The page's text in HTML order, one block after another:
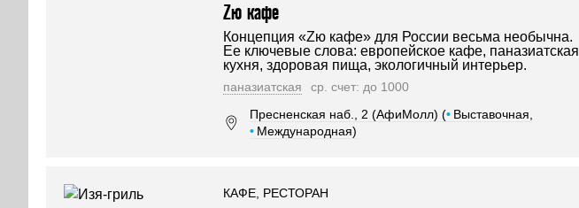
Zю кафе
Концепция «Zю кафе» для России весьма необычна.
Ее ключевые слова: европейское кафе, паназиатская
кухня, здоровая пища, экологичный интерьер.
паназиатская
ср. счет: до 1000
Пресненская наб., 2 (АфиМолл) (• Выставочная,
• Международная)
КАФЕ, РЕСТОРАН